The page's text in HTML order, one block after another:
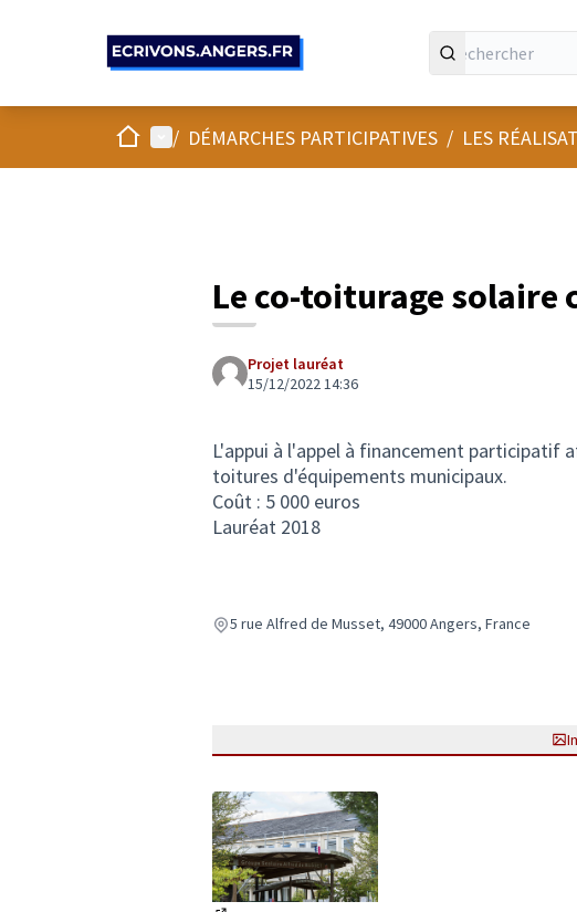
AccueilMenu principal
/ DÉMARCHES PARTICIPATIVES / LES
Le co-toiturage
Projet lauréat
15/12/2022 14:36
L'appui à l'appel à financement participatif
toitures d'équipements municipaux.
Coût : 5 000 euros
Lauréat 2018
5 rue Alfred de Musset, 49000 Angers, France